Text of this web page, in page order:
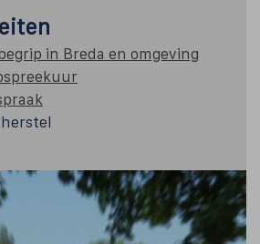
in Breda en omgeving